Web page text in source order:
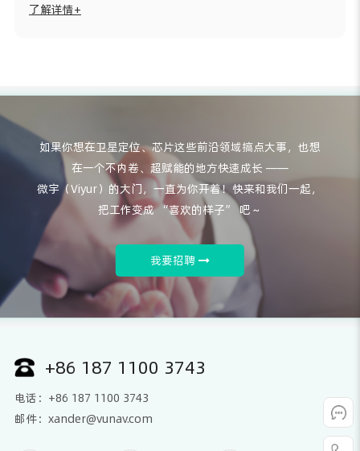
了解详情+
如果你想在卫星定位、芯片这些前沿领域搞点大事，也想
在一个不内卷、超赋能的地方快速成长 ——
微宇（Viyur）的大门，一直为你开着！快来和我们一起，
把工作变成 “喜欢的样子” 吧～
我要招聘
+86 187 1100 3743
电话：+86 187 1100 3743
邮件：xander@vunav.com